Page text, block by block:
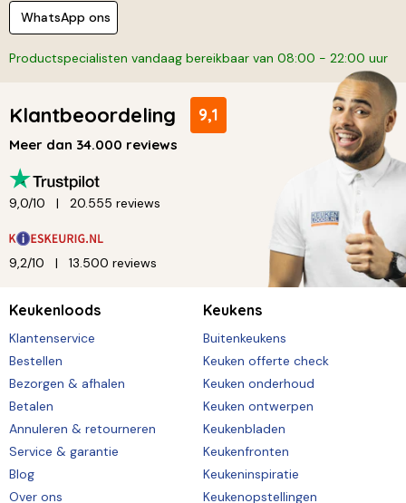
WhatsApp ons
Productspecialisten vandaag bereikbaar van 08:00 - 22:00 uur
Klantbeoordeling 9,1
Meer dan 34.000 reviews
9,0/10 20.555 reviews
9,2/10 13.500 reviews
Keukenloods
Klantenservice
Bestellen
Bezorgen & afhalen
Betalen
Annuleren & retourneren
Service & garantie
Blog
Over ons
Keukens
Buitenkeukens
Keuken offerte check
Keuken onderhoud
Keuken ontwerpen
Keukenbladen
Keukenfronten
Keukeninspiratie
Keukenopstellingen